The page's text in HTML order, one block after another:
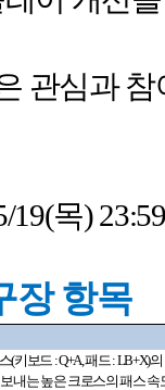
관심과
19(목)
장 항목
(키보드 : Q+A,패드: LB+X)의
내는 높은 크로스의 패스